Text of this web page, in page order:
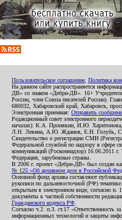
Пользовательское соглашение Политика
На данном сайте распространяется
ДВ» со знаком «Дебри-ДВ». 16+
России, член Союза писателей России).
680032, Хабаровский край, Хабаровск,
Электронная приемная: Отправить
Редакционный совет электронного
началах): К.А. Пронякин, И.Ю.
Л.Н. Левина, А.Ю. Жданов, Е.Н. Голубь,
Свидетельство о регистрации СМИ
Федеральной службой по надзору в сфере
коммуникаций (Роскомнадзор) 16.06.2011 г.
Федерация, зарубежные страны.
В 2006 г. проект «Дебри-ДВ» был создан
№ 125 «Об архивном деле в Российской
Основной фонд архива составляют
рукописи по дальневосточной (РФ)
открытым в электронном виде, согласно п.
документы к частной собственности
Гражданского кодекса РФ
Согласно ч.2. п.3. ст.17 «Ответственность
информационных технологий и защиты